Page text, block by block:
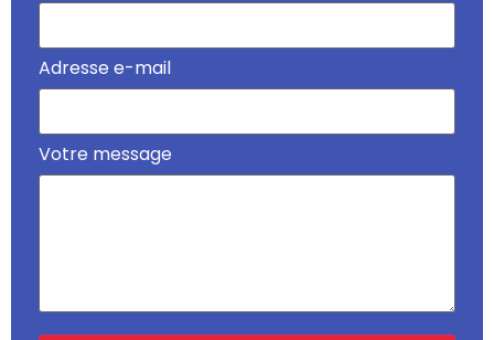
Adresse e-mail
Votre message